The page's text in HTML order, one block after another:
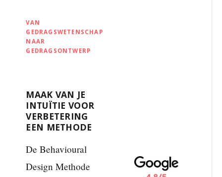
VAN
GEDRAGSWETENSCHAP
NAAR
GEDRAGSONTWERP
MAAK VAN JE
INTUÏTIE VOOR
VERBETERING
EEN METHODE
De Behavioural
Design Methode